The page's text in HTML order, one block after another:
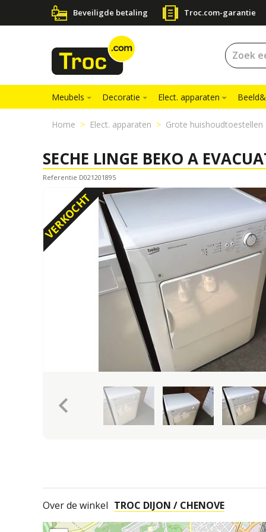
Beveiligde betaling Troc.com-garantie
Meubels Decoratie Elect. apparaten
Home Elect. apparaten Grote huishoudtoestellen
SECHE LINGE BEKO A
Referentie D021201895
VERKOCHT
keyboard_arrow_left
Over de winkel TROC DIJON / CHENOVE